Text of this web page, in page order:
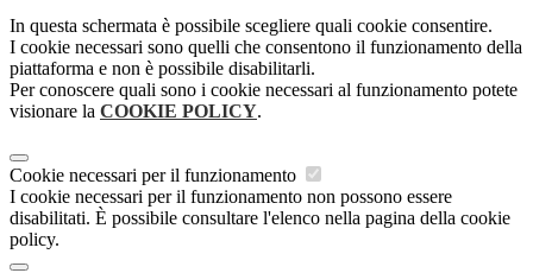
In questa schermata è possibile scegliere quali cookie consentire.
I cookie necessari sono quelli che consentono il funzionamento della
piattaforma e non è possibile disabilitarli.
Per conoscere quali sono i cookie necessari al funzionamento potete
visionare la COOKIE POLICY.
Cookie necessari per il funzionamento
I cookie necessari per il funzionamento non possono essere
disabilitati. È possibile consultare l'elenco nella pagina della cookie
policy.